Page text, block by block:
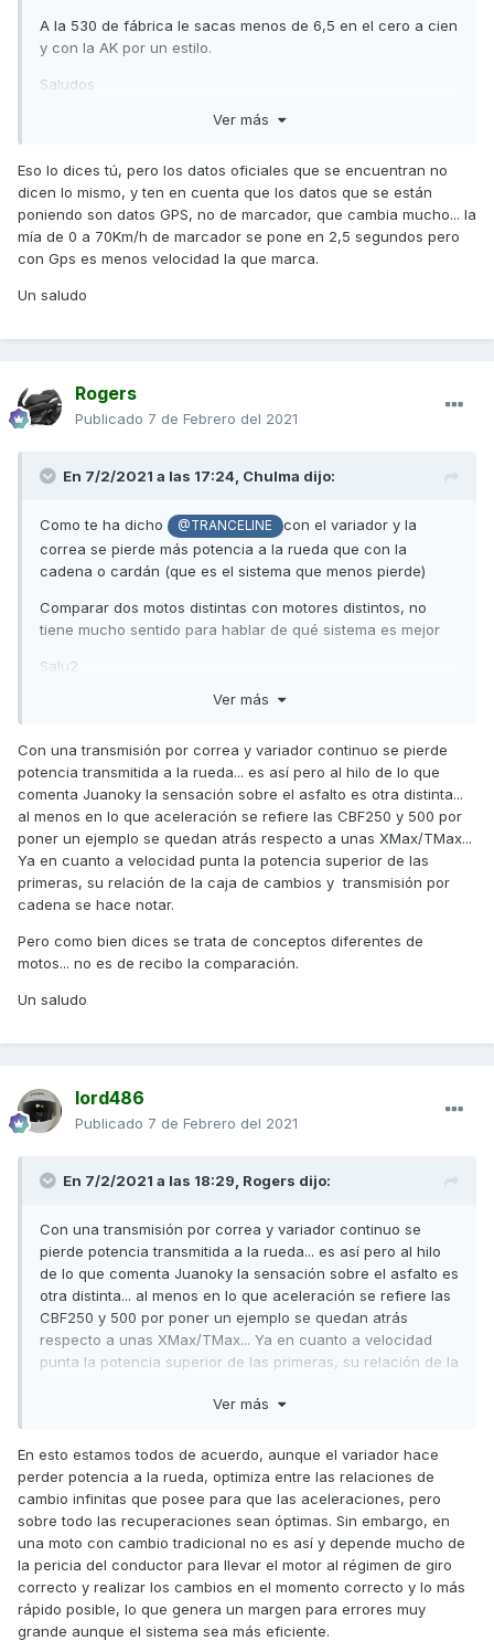
A la 530 de fábrica le sacas menos de 6,5 en el cero a cien
y con la AK por un estilo.
Saludos
Ver más
Eso lo dices tú, pero los datos oficiales que se encuentran no
dicen lo mismo, y ten en cuenta que los datos que se están
poniendo son datos GPS, no de marcador, que cambia mucho... la
mía de 0 a 70Km/h de marcador se pone en 2,5 segundos pero
con Gps es menos velocidad la que marca.
Un saludo
Rogers
Publicado 7 de Febrero del 2021
En 7/2/2021 a las 17:24, Chulma dijo:
Como te ha dicho @TRANCELINE
con el variador y la
correa se pierde más potencia a la rueda que con la
cadena o cardán (que es el sistema que menos pierde)
Comparar dos motos distintas con motores distintos, no
tiene mucho sentido para hablar de qué sistema es mejor
Salu2
Ver más
Con una transmisión por correa y variador continuo se pierde
potencia transmitida a la rueda... es así pero al hilo de lo que
comenta Juanoky la sensación sobre el asfalto es otra distinta...
al menos en lo que aceleración se refiere las CBF250 y 500 por
poner un ejemplo se quedan atrás respecto a unas XMax/TMax...
Ya en cuanto a velocidad punta la potencia superior de las
primeras, su relación de la caja de cambios y transmisión por
cadena se hace notar.
Pero como bien dices se trata de conceptos diferentes de
motos... no es de recibo la comparación.
Un saludo
lord486
Publicado 7 de Febrero del 2021
En 7/2/2021 a las 18:29, Rogers dijo:
Con una transmisión por correa y variador continuo se
pierde potencia transmitida a la rueda... es así pero al hilo
de lo que comenta Juanoky la sensación sobre el asfalto es
otra distinta... al menos en lo que aceleración se refiere las
CBF250 y 500 por poner un ejemplo se quedan atrás
respecto a unas XMax/TMax... Ya en cuanto a velocidad
punta la potencia superior de las primeras, su relación de la
Ver más
En esto estamos todos de acuerdo, aunque el variador hace
perder potencia a la rueda, optimiza entre las relaciones de
cambio infinitas que posee para que las aceleraciones, pero
sobre todo las recuperaciones sean óptimas. Sin embargo, en
una moto con cambio tradicional no es así y depende mucho de
la pericia del conductor para llevar el motor al régimen de giro
correcto y realizar los cambios en el momento correcto y lo más
rápido posible, lo que genera un margen para errores muy
grande aunque el sistema sea más eficiente.